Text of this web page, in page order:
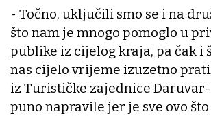
- Točno, uključili smo se i na
što nam je mnogo pomoglo u
publike iz cijelog kraja, pa čak i
nas cijelo vrijeme izuzetno
iz Turističke zajednice
puno napravile jer je sve ovo što